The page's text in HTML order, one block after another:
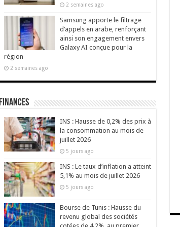
2 semaines ago
Samsung apporte le filtrage
d’appels en arabe, renforçant
ainsi son engagement envers
Galaxy AI conçue pour la
région
2 semaines ago
Finances
INS : Hausse de 0,2% des prix à
la consommation au mois de
juillet 2026
5 jours ago
INS : Le taux d’inflation a atteint
5,1% au mois de juillet 2026
5 jours ago
Bourse de Tunis : Hausse du
revenu global des sociétés